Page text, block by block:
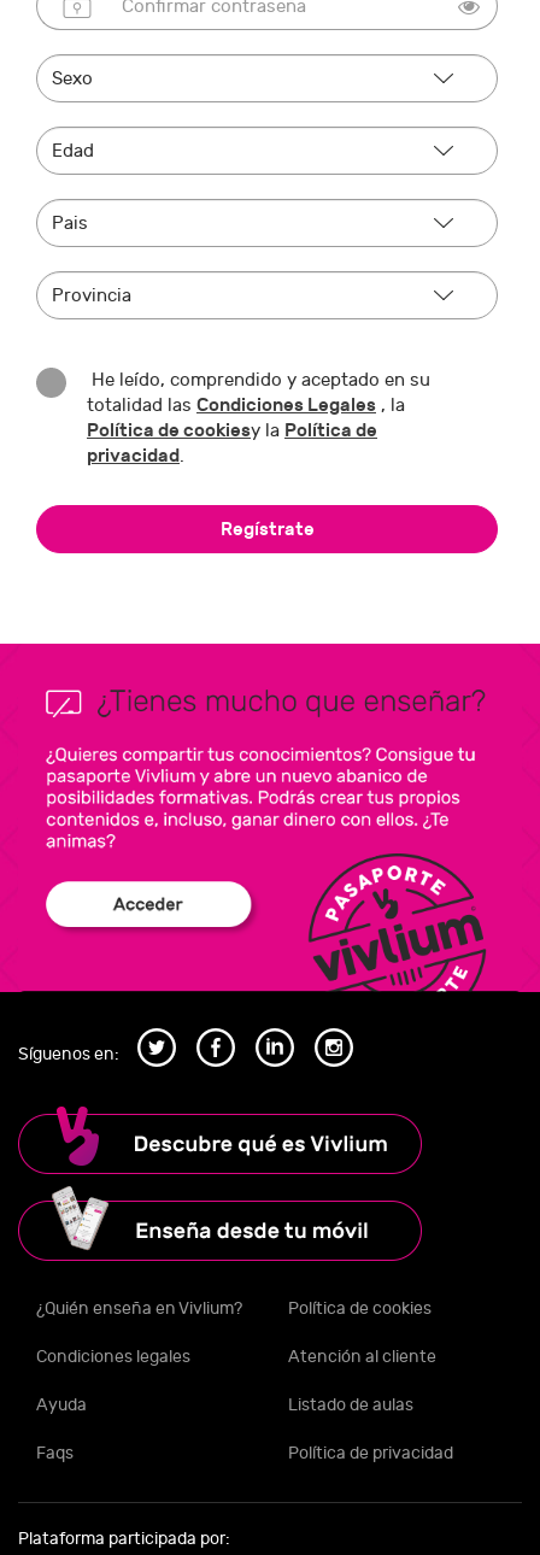
He leído, comprendido y aceptado en su
totalidad las Condiciones Legales , la
Política de cookiesy la Política de
privacidad.
Síguenos en:
¿Quién enseña en Vivlium? Política de cookies
Condiciones legales Atención al cliente
Ayuda Listado de aulas
Faqs Política de privacidad
Plataforma participada por: